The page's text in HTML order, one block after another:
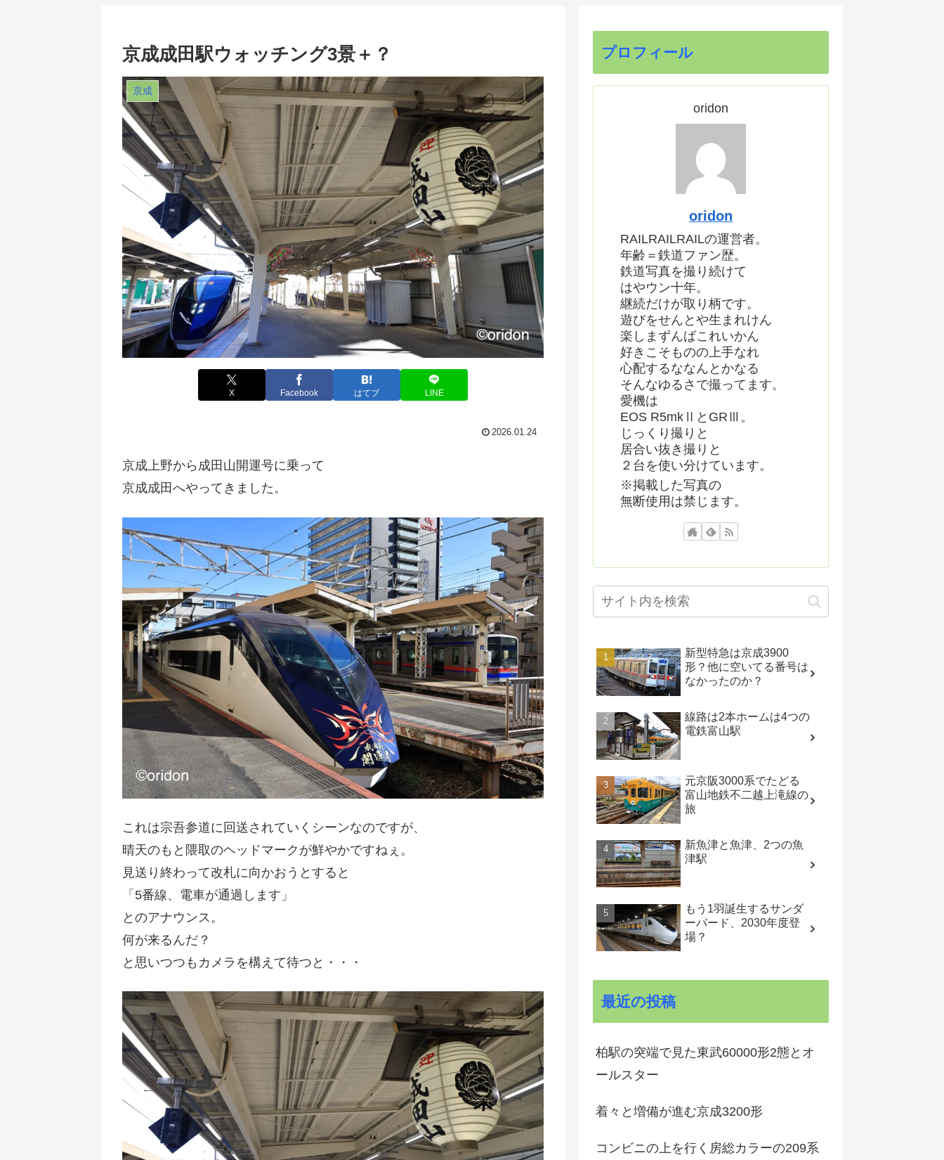
京成成田駅ウォッチング3景＋？
京成
X Facebook はてブ LINE
2026.01.24
京成上野から成田山開運号に乗って
京成成田へやってきました。
これは宗吾参道に回送されていくシーンなのですが、
晴天のもと隈取のヘッドマークが鮮やかですねぇ。
見送り終わって改札に向かおうとすると
「5番線、電車が通過します」
とのアナウンス。
何が来るんだ？
と思いつつもカメラを構えて待つと・・・
プロフィール
oridon
oridon
RAILRAILRAILの運営者。
年齢＝鉄道ファン歴。
鉄道写真を撮り続けて
はやウン十年。
継続だけが取り柄です。
遊びをせんとや生まれけん
楽しまずんばこれいかん
好きこそものの上手なれ
心配するななんとかなる
そんなゆるさで撮ってます。
愛機は
EOS R5mkⅡとGRⅢ。
じっくり撮りと
居合い抜き撮りと
２台を使い分けています。
※掲載した写真の
無断使用は禁じます。
新型特急は京成3900
形？他に空いてる番号は
なかったのか？
線路は2本ホームは4つの
電鉄富山駅
元京阪3000系でたどる
富山地鉄不二越上滝線の
旅
新魚津と魚津、2つの魚
津駅
もう1羽誕生するサンダ
ーバード、2030年度登
場？
最近の投稿
柏駅の突端で見た東武60000形2態とオ
ールスター
着々と増備が進む京成3200形
コンビニの上を行く房総カラーの209系